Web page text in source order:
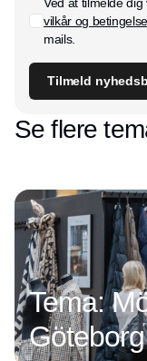
vilkår og
mails.
Tilmeld
Se flere
Tema:
Göteborg